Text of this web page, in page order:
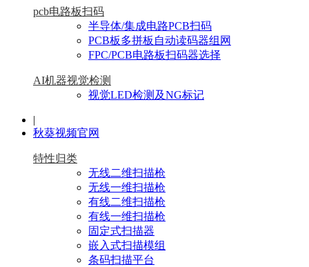
pcb电路板扫码
半导体/集成电路PCB扫码
PCB板多拼板自动读码器组网
FPC/PCB电路板扫码器选择
AI机器视觉检测
视觉LED检测及NG标记
|
秋葵视频官网
特性归类
无线二维扫描枪
无线一维扫描枪
有线二维扫描枪
有线一维扫描枪
固定式扫描器
嵌入式扫描模组
条码扫描平台